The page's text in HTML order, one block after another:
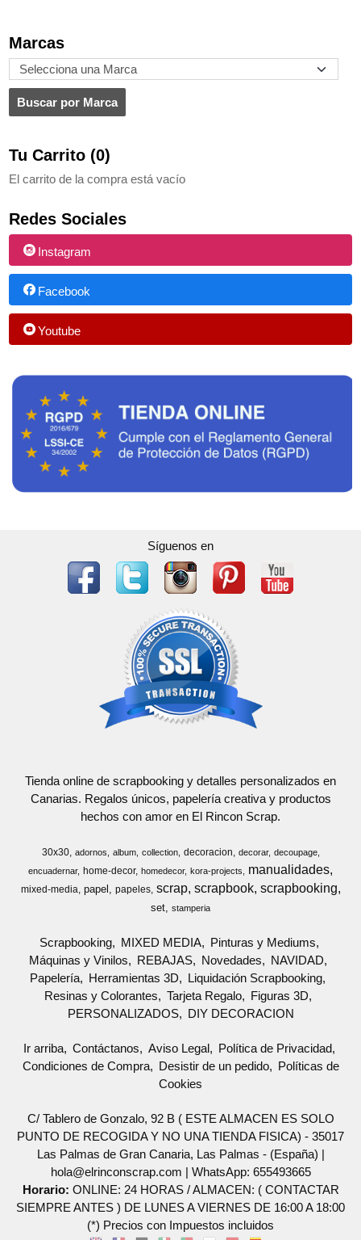
Marcas
Tu Carrito (0)
El carrito de la compra está vacío
Redes Sociales
Instagram
Facebook
Youtube
Síguenos en
Tienda online de scrapbooking y detalles personalizados en
Canarias. Regalos únicos, papelería creativa y productos
hechos con amor en El Rincon Scrap.
30x30 adornos album collection decoracion decorar
decoupage
encuadernar
home-decor homedecor kora-projects manualidades
mixed-media papel papeles scrap scrapbook scrapbooking
set stamperia
Scrapbooking MIXED MEDIA
Pinturas y Mediums
Máquinas y Vinilos
REBAJAS Novedades
NAVIDAD
Papelería
Herramientas 3D
Liquidación Scrapbooking
Resinas y Colorantes
Tarjeta Regalo
Figuras 3D
PERSONALIZADOS
DIY DECORACION
Ir arriba Contáctanos Aviso Legal
Política de Privacidad
Condiciones de Compra
Desistir de un pedido
Políticas de
Cookies
C/ Tablero de Gonzalo, 92 B ( ESTE ALMACEN ES SOLO
PUNTO DE RECOGIDA Y NO UNA TIENDA FISICA) - 35017
Las Palmas de Gran Canaria, Las Palmas - (España) |
hola@elrinconscrap.com | WhatsApp: 655493665
Horario: ONLINE: 24 HORAS / ALMACEN: ( CONTACTAR
SIEMPRE ANTES ) DE LUNES A VIERNES DE 16:00 A 18:00
(*) Precios con Impuestos incluidos